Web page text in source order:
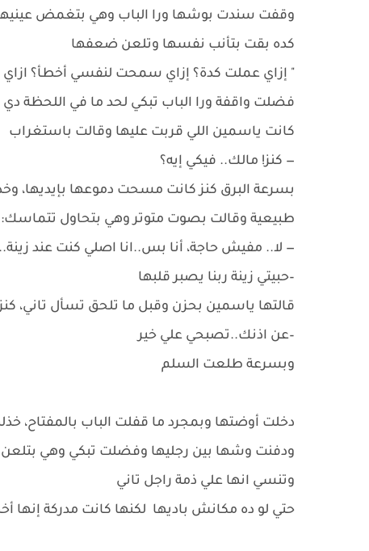
وقفت سندت بوشها ورا الباب وهي بتغمض
كده بقت بتأنب نفسها وتلعن ضعفها
" إزاي عملت كدة؟ إزاي سمحت لنفسي أخطأ؟
فضلت واقفة ورا الباب تبكي لحد ما في اللحظة
كانت ياسمين اللي قربت عليها وقالت باستغراب
— كنز! مالك.. فيكي إيه؟
​بسرعة البرق كنز كانت مسحت دموعها
طبيعية وقالت بصوت متوتر وهي بتحاول تتماسك:
— لا.. مفيش حاجة، أنا بس..انا اصلي كنت عند
–حبيتي زينة ربنا يصبر قلبها
قالتها ياسمين بحزن وقبل ما تلحق تسأل تاني،
–عن اذنك..تصبحي علي خير
وبسرعة طلعت السلم
دخلت أوضتها وبمجرد ما قفلت الباب بالمفتاح،
ودفنت وشها بين رجليها وفضلت تبكي وهي
وتنسي انها علي ذمة راجل تاني
حتي لو ده مكانش باديها لكنها كانت مدركة إنها